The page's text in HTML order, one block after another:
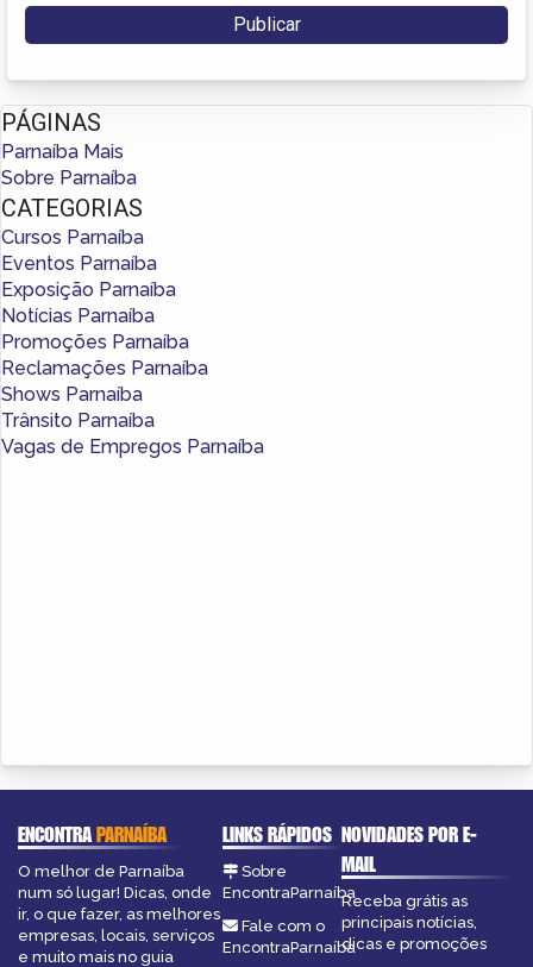
PÁGINAS
Parnaíba Mais
Sobre Parnaíba
CATEGORIAS
Cursos Parnaíba
Eventos Parnaíba
Exposição Parnaíba
Notícias Parnaíba
Promoções Parnaíba
Reclamações Parnaíba
Shows Parnaíba
Trânsito Parnaíba
Vagas de Empregos Parnaíba
ENCONTRAPARNAÍBA
O melhor de Parnaíba
num só lugar! Dicas, onde
ir, o que fazer, as melhores
empresas, locais, serviços
e muito mais no guia
LINKS RÁPIDOS
Sobre
EncontraParnaíba
Fale com o
EncontraParnaíba
NOVIDADES POR E-
MAIL
Receba grátis as
principais notícias,
dicas e promoções